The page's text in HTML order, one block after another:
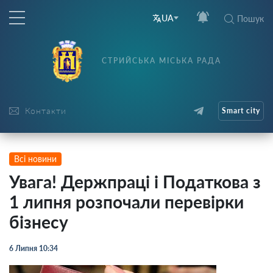
UA Пошук
Контакти
СТРИЙСЬКА МІСЬКА РАДА
Smart city
Всі новини
Увага! Держпраці і Податкова з
1 липня розпочали перевірки
бізнесу
6 Липня 10:34